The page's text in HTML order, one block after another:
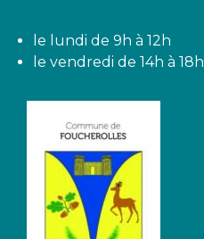
le lundi de 9h à 12h
le vendredi de 14h à 18h